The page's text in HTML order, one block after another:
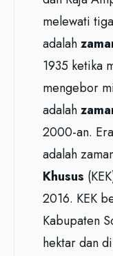
melewati
adalah
1935 ketika
mengebor
adalah
2000-an.
adalah
Khusus
2016. KEK
Kabupaten
hektar dan